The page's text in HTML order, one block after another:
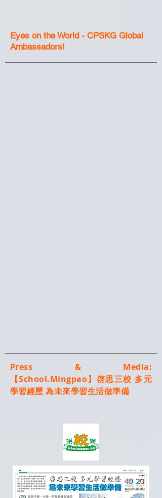
Eyes on the World - CPSKG Global
Ambassadors!
Press & Media:
【School.Mingpao】啓思三校 多元
學習經歷 為未來學習生活做準備